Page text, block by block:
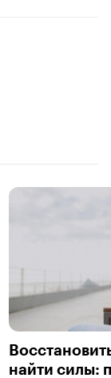
найти силы: